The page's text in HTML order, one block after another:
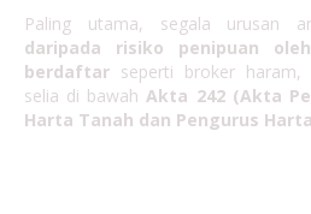
Paling utama, segala urusan
daripada risiko penipuan
berdaftar seperti broker haram,
selia di bawahAkta 242 (Akta
Harta Tanah dan Pengurus